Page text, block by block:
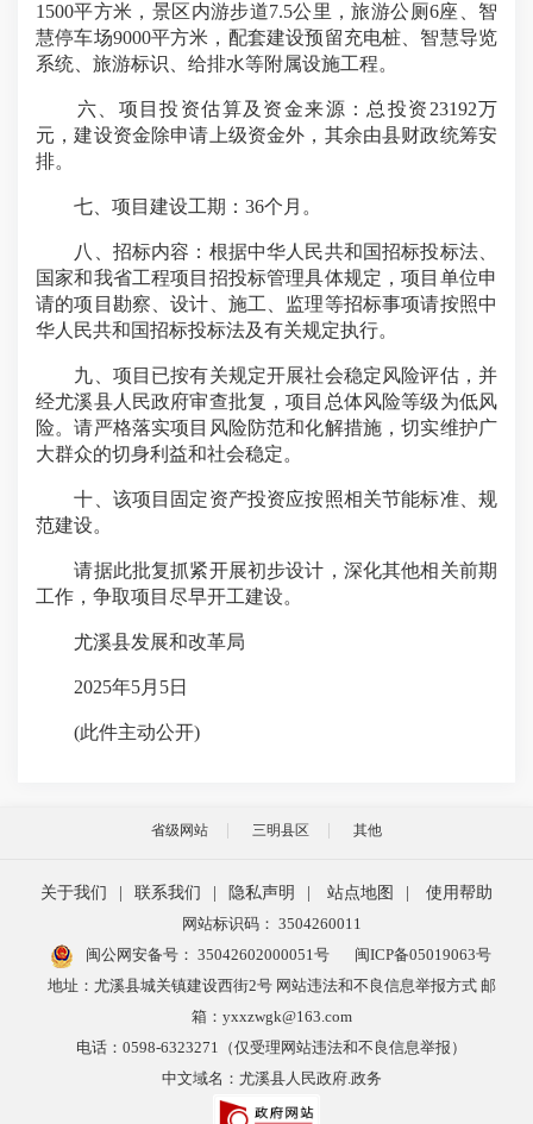
1500平方米，景区内游步道7.5公里，旅游公厕6座、智
慧停车场9000平方米，配套建设预留充电桩、智慧导览
系统、旅游标识、给排水等附属设施工程。
六、项目投资估算及资金来源：总投资23192万
元，建设资金除申请上级资金外，其余由县财政统筹安
排。
七、项目建设工期：36个月。
八、招标内容：根据中华人民共和国招标投标法、
国家和我省工程项目招投标管理具体规定，项目单位申
请的项目勘察、设计、施工、监理等招标事项请按照中
华人民共和国招标投标法及有关规定执行。
九、项目已按有关规定开展社会稳定风险评估，并
经尤溪县人民政府审查批复，项目总体风险等级为低风
险。请严格落实项目风险防范和化解措施，切实维护广
大群众的切身利益和社会稳定。
十、该项目固定资产投资应按照相关节能标准、规
范建设。
请据此批复抓紧开展初步设计，深化其他相关前期
工作，争取项目尽早开工建设。
尤溪县发展和改革局
2025年5月5日
(此件主动公开)
省级网站 三明县区 其他
关于我们 联系我们 隐私声明 站点地图
使用帮助
网站标识码： 3504260011
闽公网安备号： 35042602000051号
闽ICP备05019063号
地址：尤溪县城关镇建设西街2号 网站违法和不良信息举报方式 邮
箱：yxxzwgk@163.com
电话：0598-6323271（仅受理网站违法和不良信息举报）
中文域名：尤溪县人民政府.政务